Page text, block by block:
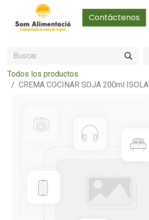
Contáctenos
Todos los productos
CREMA COCINAR SOJA 200ml ISOLA